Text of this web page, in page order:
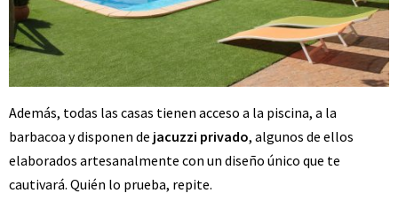
Además, todas las casas tienen acceso a la piscina, a la
barbacoa y disponen de jacuzzi privado, algunos de ellos
elaborados artesanalmente con un diseño único que te
cautivará. Quién lo prueba, repite.